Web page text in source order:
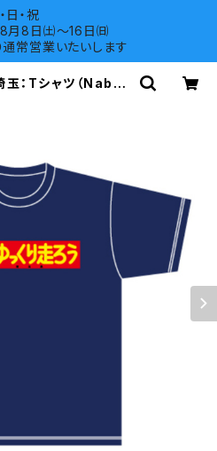
日・祝
8月8日㈯～16日㈰
常営業いたいします
玉：Tシャツ（Naby）